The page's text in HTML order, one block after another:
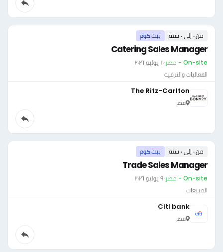
من ٠ إلى ٠ سنة بيت.كوم
Catering Sales Manager
On-site - مصر ·١٠ يوليو ٢٠٢٦
الفعاليات والترفيه
The Ritz-Carlton
مصر
من ٠ إلى ٠ سنة بيت.كوم
Trade Sales Manager
On-site - مصر ·٩ يوليو ٢٠٢٦
المبيعات
Citi bank
مصر